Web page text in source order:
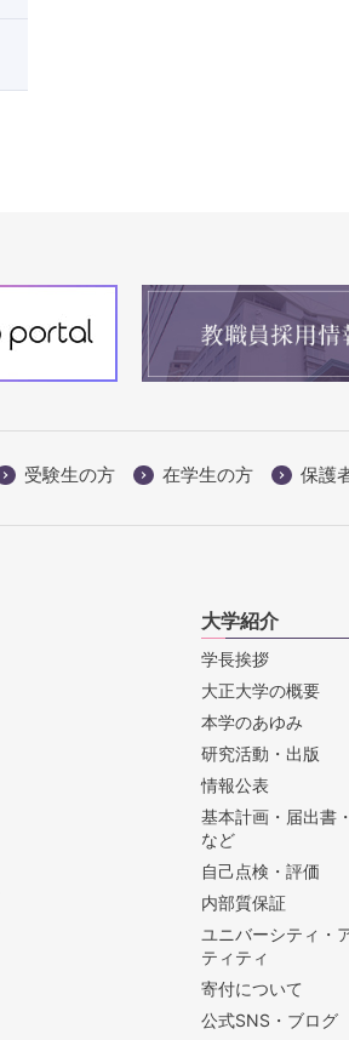
受験生の方 在学生の方 保護
大学紹介
学長挨拶
大正大学の概要
本学のあゆみ
研究活動・出版
情報公表
基本計画・届出書
など
自己点検・評価
内部質保証
ユニバーシティ・
ティティ
寄付について
公式SNS・ブログ